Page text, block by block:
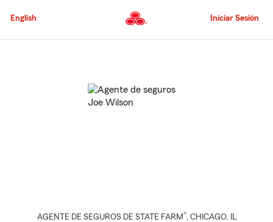
al
principal
English Iniciar Sesión
AGENTE DE SEGUROS DE STATE FARM®, CHICAGO, IL